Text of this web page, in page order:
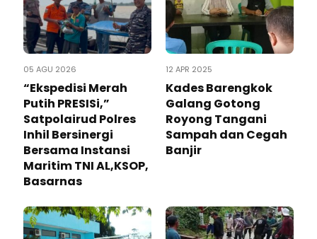
05 AGU 2026
“Ekspedisi Merah
Putih PRESISi,”
Satpolairud Polres
Inhil Bersinergi
Bersama Instansi
Maritim TNI AL,KSOP,
Basarnas
12 APR 2025
Kades Barengkok
Galang Gotong
Royong Tangani
Sampah dan Cegah
Banjir